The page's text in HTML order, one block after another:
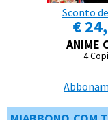
Sconto
€
ANIME
4